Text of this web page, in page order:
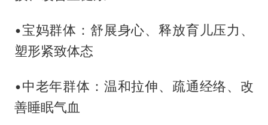
•宝妈群体：舒展身心、释放育儿压力、
塑形紧致体态
•中老年群体：温和拉伸、疏通经络、改
善睡眠气血